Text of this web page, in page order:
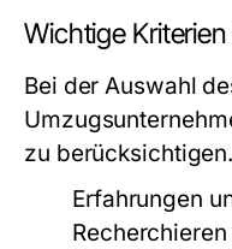
Wichtige
Bei der Auswahl
zu
Erfahrungen